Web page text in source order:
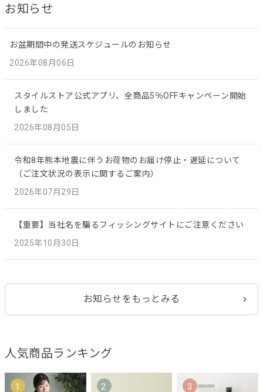
お知らせ
お盆期間中の発送スケジュールのお知らせ
2026年08月06日
スタイルストア公式アプリ、全商品5％OFFキャンペーン開始
しました
2026年08月05日
令和8年熊本地震に伴うお荷物のお届け停止・遅延について
（ご注文状況の表示に関するご案内）
2026年07月29日
【重要】当社名を騙るフィッシングサイトにご注意ください
2025年10月30日
お知らせをもっとみる
人気商品ランキング
1 2 3